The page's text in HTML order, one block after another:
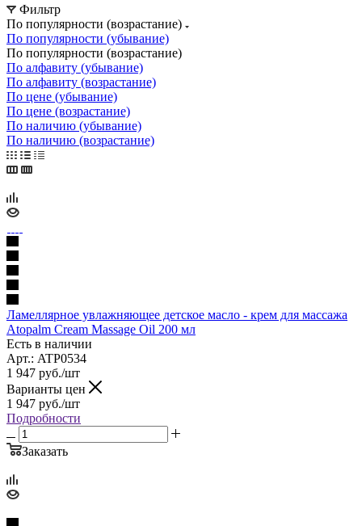
Фильтр
По популярности (возрастание)
По популярности (убывание)
По популярности (возрастание)
По алфавиту (убывание)
По алфавиту (возрастание)
По цене (убывание)
По цене (возрастание)
По наличию (убывание)
По наличию (возрастание)
Ламеллярное увлажняющее детское масло - крем для массажа
Atopalm Cream Massage Oil 200 мл
Есть в наличии
Арт.: ATP0534
1 947 руб./шт
Варианты цен
1 947 руб./шт
Подробности
Заказать